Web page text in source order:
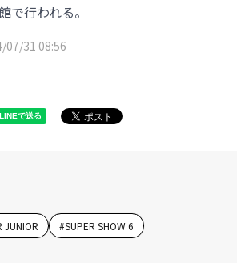
で行われる。
07/31 08:56
JUNIOR #SUPER SHOW 6